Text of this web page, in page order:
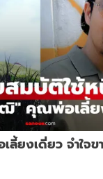
ยงเดี่ยว จำใจ